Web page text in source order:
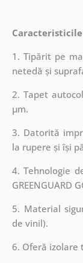
1. Tipărit pe
netedă și
2. Tapet
µm.
3. Datorită
la rupere și își
4. Tehnologie
GREENGUARD
5. Material
de vinil).
6. Oferă izolare